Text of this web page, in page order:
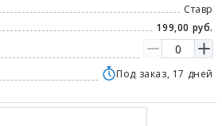
Ставр
199,00 руб.
Под заказ, 17 дней